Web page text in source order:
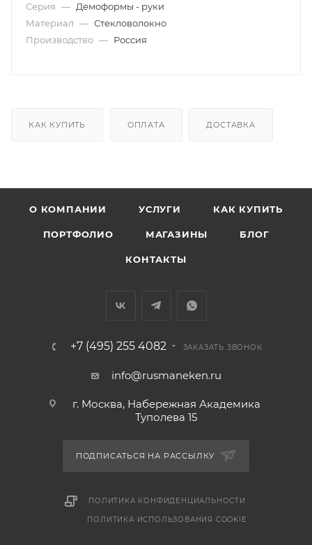
Серия — Демоформы - руки
Материал — Стекловолокно
Производство — Россия
КАК КУПИТЬ ОПЛАТА ДОСТАВКА
О КОМПАНИИ УСЛУГИ КАК КУПИТЬ
ПОРТФОЛИО МАГАЗИНЫ БЛОГ
КОНТАКТЫ
+7 (495) 255 4082 ЗАКАЗАТЬ ЗВОНОК
info@rusmaneken.ru
г. Москва, Набережная Академика
Туполева 15
ПОДПИСАТЬСЯ НА РАССЫЛКУ
ПОЛИТИКА КОНФИДЕНЦИАЛЬНОСТИ
ПОЛИТИКА ИСПОЛЬЗОВАНИЯ COOKIE